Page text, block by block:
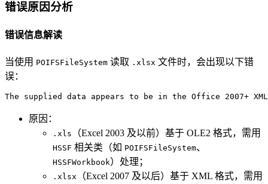
错误原因分析
错误信息解读
当使用 POIFSFileSystem 读取 .xlsx 文件时，会出现以下错
误：
The supplied data appears to be in the Office 2007+
原因：
.xls （Excel 2003 及以前）基于 OLE2 格式，需用
HSSF 相关类（如 POIFSFileSystem、
HSSFWorkbook）处理；
.xlsx （Excel 2007 及以后）基于 XML 格式，需用